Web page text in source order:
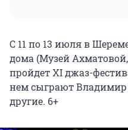
С 11 по 13 июля в
дома (Музей
пройдет XI джаз-
нем сыграют Владимир
другие. 6+